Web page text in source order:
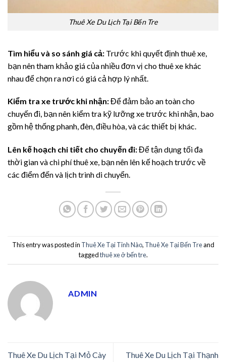
Thuê Xe Du Lịch Tại Bến Tre
Tìm hiểu và so sánh giá cả: Trước khi quyết định thuê xe,
bạn nên tham khảo giá của nhiều đơn vị cho thuê xe khác
nhau để chọn ra nơi có giá cả hợp lý nhất.
Kiểm tra xe trước khi nhận:Để đảm bảo an toàn cho
chuyến đi, bạn nên kiểm tra kỹ lưỡng xe trước khi nhận, bao
gồm hệ thống phanh, đèn, điều hòa, và các thiết bị khác.
Lên kế hoạch chi tiết cho chuyến đi:Để tận dụng tối đa
thời gian và chi phí thuê xe, bạn nên lên kế hoạch trước về
các điểm đến và lịch trình di chuyển.
This entry was posted in Thuê Xe Tại Tỉnh Nào, Thuê Xe Tại Bến Treand
taggedthuê xe ở bến tre.
ADMIN
Thuê Xe Du Lịch Tại Mỏ Cày
Thuê Xe Du Lịch Tại Thạnh